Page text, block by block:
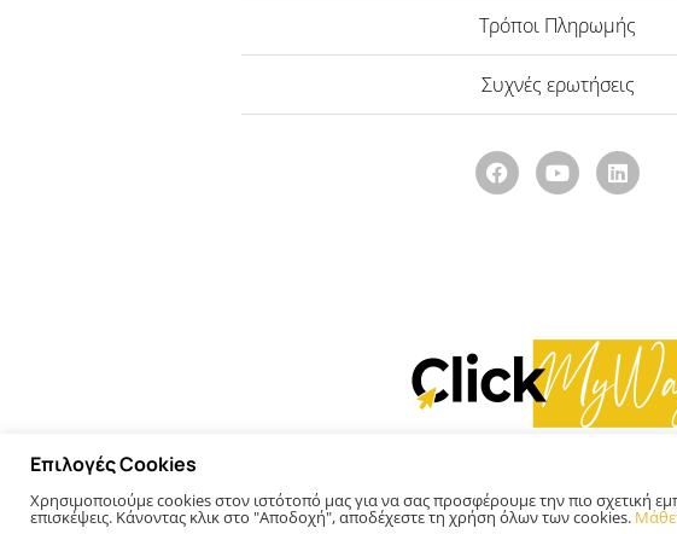
Τρόποι Πληρωμής
Συχνές ερωτήσεις
Επιλογές Cookies
Χρησιμοποιούμε cookies στον ιστότοπό μας για να σας προσφέρουμε την πιο σχετική
επισκέψεις. Κάνοντας κλικ στο "Αποδοχή", αποδέχεστε τη χρήση όλων των cookies.